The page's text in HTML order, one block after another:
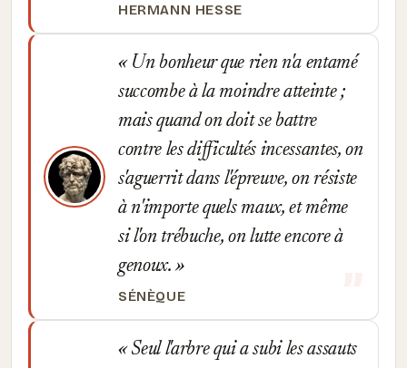
HERMANN HESSE
Un bonheur que rien n'a entamé
succombe à la moindre atteinte ;
mais quand on doit se battre
contre les difficultés incessantes, on
s'aguerrit dans l'épreuve, on résiste
à n'importe quels maux, et même
si l'on trébuche, on lutte encore à
genoux.
SÉNÈQUE
Seul l'arbre qui a subi les assauts